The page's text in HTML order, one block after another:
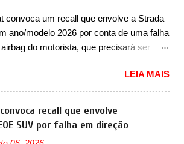
um “protótipo aprimorado” que
as bases para "div...
durante a Mesa Redonda
da Indústria Automotiva, organizada
Ministério dos Negócios e do Made in
Diretor de Operações da
Enlarged Europe, que foi o
por antecipar o lançamento. O
modelo teve uma imagem que mostra a
do SUV, onde aparece um pouco das
convoca um recall que envolve a Strada
ano/modelo 2026 por conta de uma falha
airbag do motorista, que precisará ser
de outubro de 2025 que envolve os
da Strada no Brasil. O chamado
unidades com ano/modelo 2026 da
compacta e envolve todas as versões
este ano/modelo. A marca fala que as
LEIA MAIS
recall que envolve
SUV por falha em direção